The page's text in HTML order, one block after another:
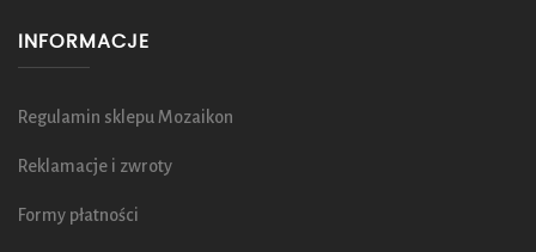
INFORMACJE
Regulamin sklepu Mozaikon
Reklamacje i zwroty
Formy płatności